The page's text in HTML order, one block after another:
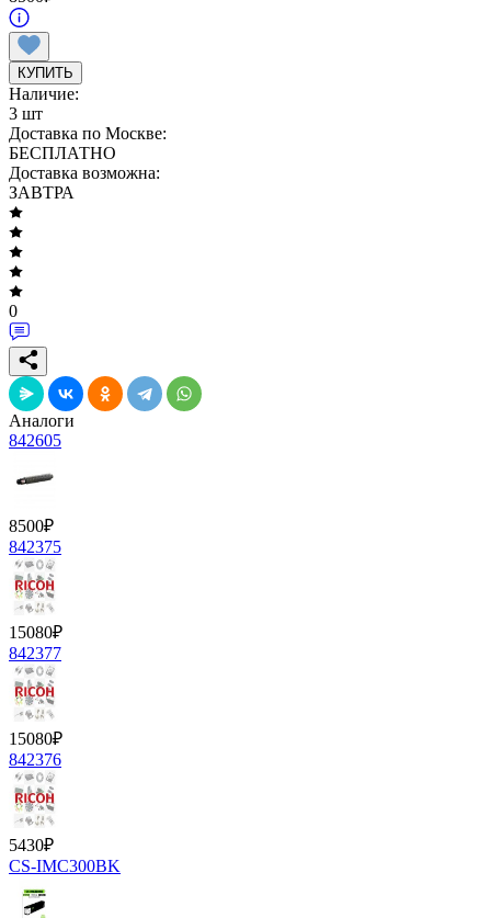
КУПИТЬ
Наличие:
3 шт
Доставка по Москве:
БЕСПЛАТНО
Доставка возможна:
ЗАВТРА
0
Аналоги
842605
8500₽
842375
15080₽
842377
15080₽
842376
5430₽
CS-IMC300BK